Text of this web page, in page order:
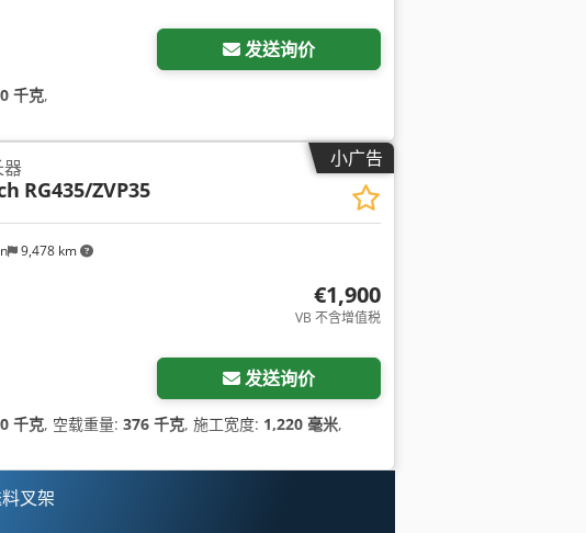
发送询价
千克,
小广告
9,478 km
器
RG435/ZVP35
€1,900
VB 不含增值税
发送询价
千克, 空载重量: 376 千克, 施工宽度: 1,220 毫米,
叉架